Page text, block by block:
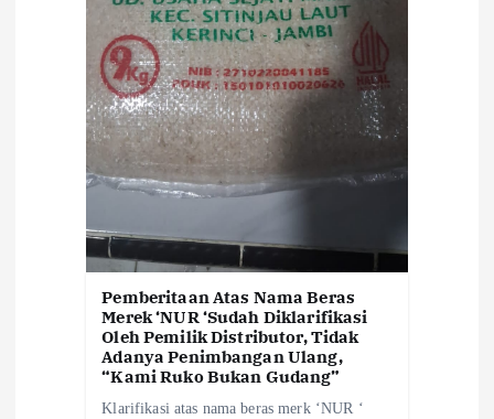
Pemberitaan Atas Nama Beras
Merek ‘NUR ‘Sudah Diklarifikasi
Oleh Pemilik Distributor, Tidak
Adanya Penimbangan Ulang,
“Kami Ruko Bukan Gudang”
Klarifikasi atas nama beras merk ‘NUR ‘